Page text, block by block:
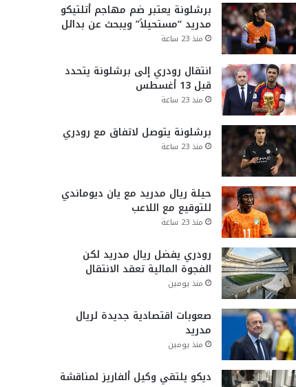
برشلونة يعتبر ضم مهاجم أتلتيكو
مدريد “مستحيلاً” ويبحث عن بدائل
منذ 23 ساعة
انتقال رودري إلى برشلونة يتحدد
قبل 13 أغسطس
منذ 23 ساعة
برشلونة يتوصل لاتفاق مع رودري
منذ 23 ساعة
حيلة ريال مدريد مع يان ديوماندي
للتوقيع مع اللاعب
منذ 23 ساعة
رودري يفضل ريال مدريد لكن
الفجوة المالية تعقد الانتقال
منذ يومين
صعوبات اقتصادية جديدة لريال
مدريد
منذ يومين
ديكو يلتقي وكيل ألفاريز لمناقشة